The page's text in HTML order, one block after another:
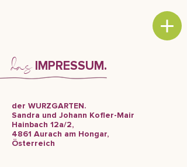
das IMPRESSUM.
der WURZGARTEN.
Sandra und Johann Kofler-Mair
Hainbach 12a/2,
4861 Aurach am Hongar,
Österreich